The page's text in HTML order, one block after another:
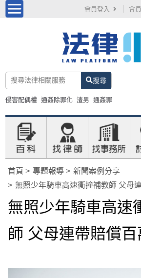
會員登入 會
搜尋
侵害配偶權 通姦除罪化 渣男 通姦罪
首頁 專題報導
新聞案例分享
無照少年騎車高速衝撞補教師 父母
無照少年騎車高速
師 父母連帶賠償百